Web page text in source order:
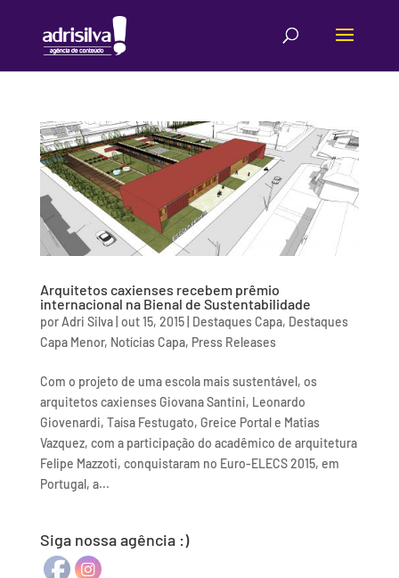
Arquitetos caxienses recebem prêmio
internacional na Bienal de Sustentabilidade
porAdri Silva| out 15, 2015| Destaques Capa, Destaques
Capa Menor, Notícias Capa, Press Releases
Com o projeto de uma escola mais sustentável, os
arquitetos caxienses Giovana Santini, Leonardo
Giovenardi, Taísa Festugato, Greice Portal e Matias
Vazquez, com a participação do acadêmico de arquitetura
Felipe Mazzoti, conquistaram no Euro-ELECS 2015, em
Portugal, a...
Siga nossa agência :)